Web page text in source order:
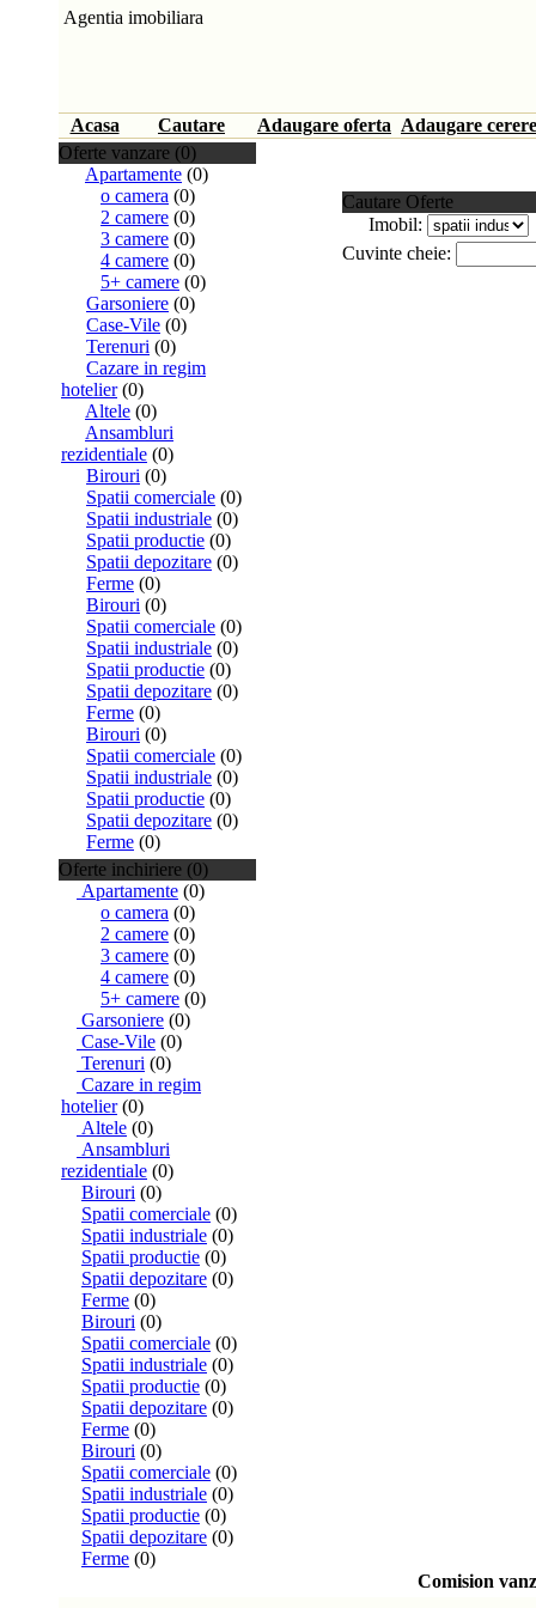
Agentia imobiliara
Acasa Cautare Adaugare oferta Adaugare cerere
Oferte vanzare (0)
Apartamente (0)
o camera (0)
2 camere (0)
3 camere (0)
4 camere (0)
5+ camere (0)
Garsoniere (0)
Case-Vile (0)
Terenuri (0)
Cazare in regim
hotelier(0)
Altele (0)
Ansambluri
rezidentiale (0)
Birouri (0)
Spatii comerciale (0)
Spatii industriale (0)
Spatii productie (0)
Spatii depozitare (0)
Ferme (0)
Birouri (0)
Spatii comerciale (0)
Spatii industriale (0)
Spatii productie (0)
Spatii depozitare (0)
Ferme (0)
Birouri (0)
Spatii comerciale (0)
Spatii industriale (0)
Spatii productie (0)
Spatii depozitare (0)
Ferme (0)
Oferte inchiriere (0)
Apartamente (0)
o camera (0)
2 camere (0)
3 camere (0)
4 camere (0)
5+ camere (0)
Garsoniere (0)
Case-Vile (0)
Terenuri (0)
Cazare in regim
hotelier(0)
Altele (0)
Ansambluri
rezidentiale (0)
Birouri (0)
Spatii comerciale (0)
Spatii industriale (0)
Spatii productie (0)
Spatii depozitare (0)
Ferme (0)
Birouri (0)
Spatii comerciale (0)
Spatii industriale (0)
Spatii productie (0)
Spatii depozitare (0)
Ferme (0)
Birouri (0)
Spatii comerciale (0)
Spatii industriale (0)
Spatii productie (0)
Spatii depozitare (0)
Ferme (0)
Cautare Oferte
Imobil:
Cuvinte cheie:
Comision